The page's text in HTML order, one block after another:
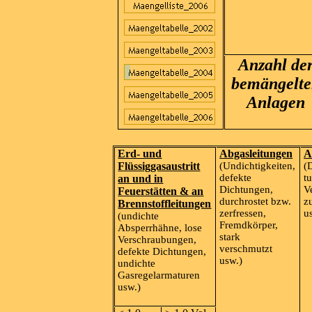
Anzahl
Anlagen
Erd- und
Flüssiggasaustritt
an und in
Feuerstätten & an
Brennstoffleitungen
(undichte
Absperrhähne, lose
Verschraubungen,
defekte Dichtungen,
undichte
Gasregelarmaturen
usw.)
Abgasleitungen
(Undichtigkeiten,
defekte
Dichtungen,
durchrostet bzw.
zerfressen,
Fremdkörper,
stark
verschmutzt
usw.)